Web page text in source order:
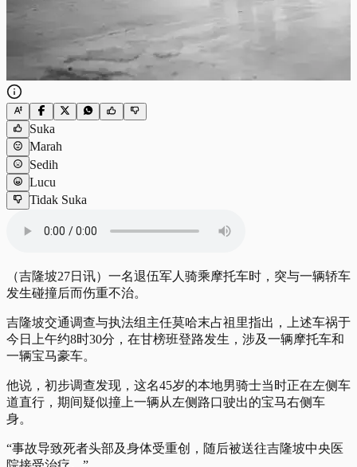
Suka
Marah
Sedih
Lucu
Tidak Suka
（吉隆坡27日讯）一名退伍军人骑乘摩托车时，突与一辆轿车
发生碰撞后而伤重不治。
吉隆坡交通调查与执法组主任莫哈末占祖里指出，上述车祸于
今日上午约8时30分，在甘榜班登路发生，涉及一辆摩托车和
一辆宝马豪车。
他说，初步调查发现，这名45岁的本地男骑士当时正在左侧车
道直行，期间疑似撞上一辆从左侧路口驶出的宝马右侧车
身。
“事故导致死者头部及身体受重创，随后被送往吉隆坡中央医